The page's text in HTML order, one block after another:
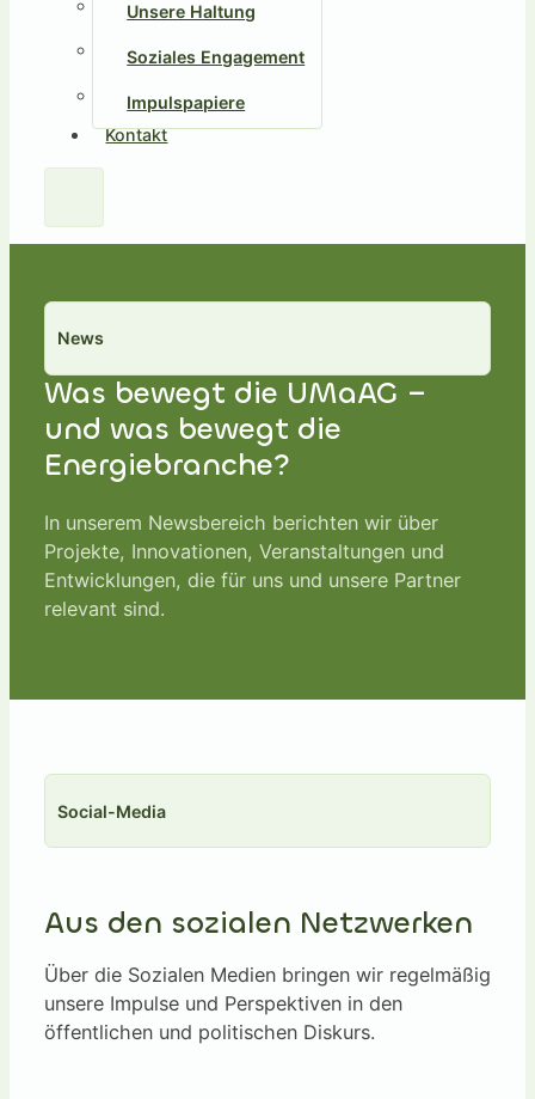
Unsere Haltung
Soziales Engagement
Impulspapiere
Kontakt
News
Was bewegt die UMaAG –
und was bewegt die
Energiebranche?
In unserem Newsbereich berichten wir über
Projekte, Innovationen, Veranstaltungen und
Entwicklungen, die für uns und unsere Partner
relevant sind.
Social-Media
Aus den sozialen Netzwerken
Über die Sozialen Medien bringen wir regelmäßig
unsere Impulse und Perspektiven in den
öffentlichen und politischen Diskurs.